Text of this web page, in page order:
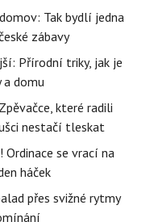
Tak bydlí jedna
zábavy
Přírodní triky, jak je
a domu
které radili
nestačí tleskat
se vrací na
háček
přes svižné rytmy